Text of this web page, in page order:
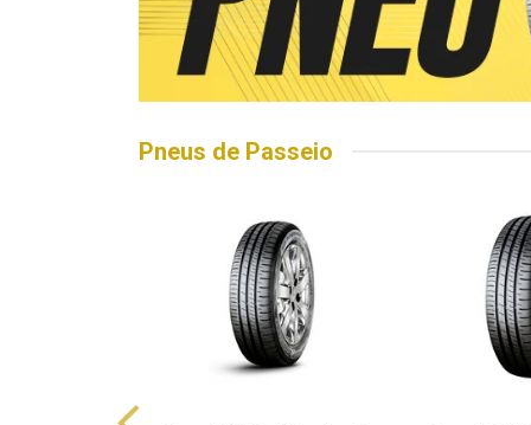
Pneus de Passeio